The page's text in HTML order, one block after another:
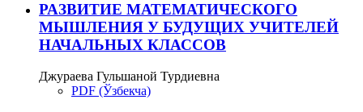
РАЗВИТИЕ МАТЕМАТИЧЕСКОГО
МЫШЛЕНИЯ У БУДУЩИХ УЧИТЕЛЕЙ
НАЧАЛЬНЫХ КЛАССОВ
Джураева Гульшаной Турдиевна
PDF (Ўзбекча)